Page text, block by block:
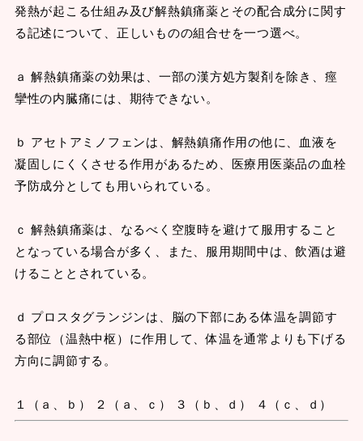
発熱が起こる仕組み及び解熱鎮痛薬とその配合成分に関す
る記述について、正しいものの組合せを一つ選べ。
ａ 解熱鎮痛薬の効果は、一部の漢方処方製剤を除き、痙
攣性の内臓痛には、期待できない。
ｂ アセトアミノフェンは、解熱鎮痛作用の他に、血液を
凝固しにくくさせる作用があるため、医療用医薬品の血栓
予防成分としても用いられている。
ｃ 解熱鎮痛薬は、なるべく空腹時を避けて服用すること
となっている場合が多く、また、服用期間中は、飲酒は避
けることとされている。
ｄ プロスタグランジンは、脳の下部にある体温を調節す
る部位（温熱中枢）に作用して、体温を通常よりも下げる
方向に調節する。
１（ａ、ｂ） ２（ａ、ｃ） ３（ｂ、ｄ） ４（ｃ、ｄ）